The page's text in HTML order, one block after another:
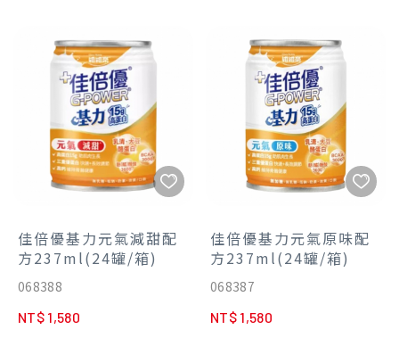
佳倍優基力元氣減甜配
方237ml(24罐/箱)
068388
NT$ 1,580
佳倍優基力元氣原味配
方237ml(24罐/箱)
068387
NT$ 1,580